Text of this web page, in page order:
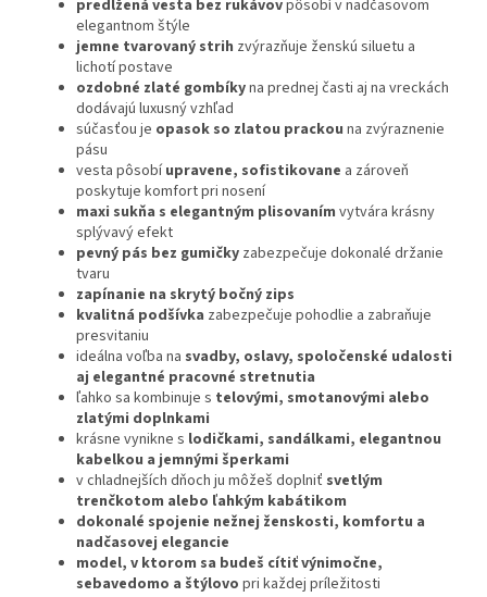
predĺžená vesta bez rukávovpôsobí v nadčasovom
elegantnom štýle
jemne tvarovaný strih zvýrazňuje ženskú siluetu a
lichotí postave
ozdobné zlaté gombíkyna prednej časti aj na vreckách
dodávajú luxusný vzhľad
súčasťou je opasok so zlatou prackou na zvýraznenie
pásu
vesta pôsobíupravene, sofistikovane a zároveň
poskytuje komfort pri nosení
maxi sukňa s elegantným plisovaním vytvára krásny
splývavý efekt
pevný pás bez gumičky zabezpečuje dokonalé držanie
tvaru
zapínanie na skrytý bočný zips
kvalitná podšívka zabezpečuje pohodlie a zabraňuje
presvitaniu
ideálna voľba na svadby, oslavy, spoločenské udalosti
aj elegantné pracovné stretnutia
ľahko sa kombinuje s telovými, smotanovými alebo
zlatými doplnkami
krásne vynikne s lodičkami, sandálkami, elegantnou
kabelkou a jemnými šperkami
v chladnejších dňoch ju môžeš doplniť svetlým
trenčkotom alebo ľahkým kabátikom
dokonalé spojenie nežnej ženskosti, komfortu a
nadčasovej elegancie
model, v ktorom sa budeš cítiť výnimočne,
sebavedomo a štýlovo pri každej príležitosti